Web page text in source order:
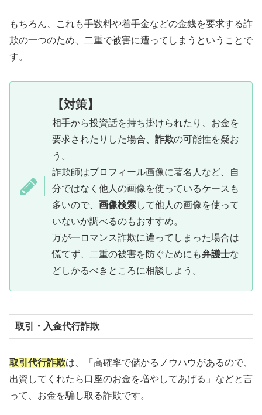
もちろん、これも手数料や着手金などの金銭を要求する詐
欺の一つのため、二重で被害に遭ってしまうということで
す。
【対策】
相手から投資話を持ち掛けられたり、お金を
要求されたりした場合、 詐欺の可能性を疑お
う。
詐欺師はプロフィール画像に著名人など、自
分ではなく他人の画像を使っているケースも
多いので、 画像検索して他人の画像を使って
いないか調べるのもおすすめ。
万が一ロマンス詐欺に遭ってしまった場合は
慌てず、二重の被害を防ぐためにも弁護士な
どしかるべきところに相談しよう。
取引・入金代行詐欺
取引代行詐欺は、「高確率で儲かるノウハウがあるので、
出資してくれたら口座のお金を増やしてあげる」などと言
って、お金を騙し取る詐欺です。